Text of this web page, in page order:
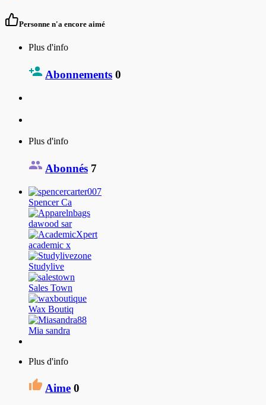
Personne n'a encore aimé
Plus d'info
Abonnements 0
Plus d'info
Abonnés 7
Spencer Ca
dawood sar
academic x
Studylive
Sales Town
Wax Boutiq
Mia sandra
Plus d'info
Aime 0